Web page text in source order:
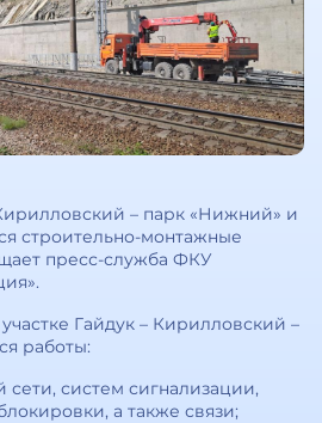
– парк «Нижний» и
строительно-монтажные
пресс-служба ФКУ
Гайдук – Кирилловский –
работы:
сети, систем сигнализации,
а также связи;